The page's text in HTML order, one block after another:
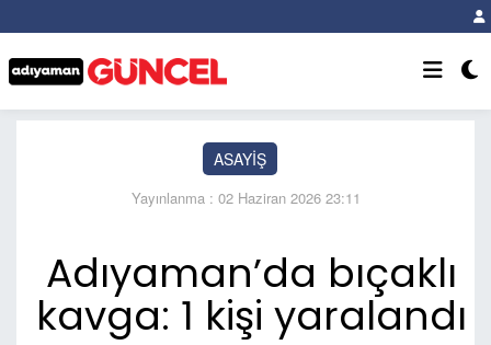
ASAYİŞ
Yayınlanma : 02 Haziran 2026 23:11
Adıyaman’da bıçaklı
kavga: 1 kişi yaralandı